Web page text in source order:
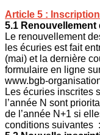
Article 5 :
5.1 Renouvellement
Le renouvellement
les écuries est fait
(mai) et la dernière
formulaire en ligne
www.bgb-
Les écuries inscrites
l’année N sont
de l’année N+1 si
conditions suivantes :